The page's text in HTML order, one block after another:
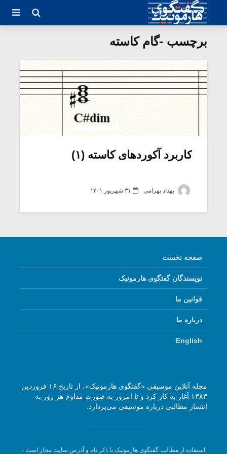
برچسب -گام کاسته
کاربرد آکورد‌های کاسته (۱)
بهداد بهرامی ۳۱ شهریور ۱۴۰۱
صفحه نخست
نویسندگان گفتگوی هارمونیک
قوانین ما
درباره ما
English
مجله آنلاین موسیقی «گفتگوی هارمونیک»، از تاریخ ۱۶ فروردین
۱۳۸۳ آغاز به کار کرد و تا امروز به صورت مداوم هر روز به
انتشار مطالبی درباره موسیقی می‌پردازد.
استفاده از مطالب گفتگوی هارمونیک با ذکر نام و آدرس سایت مجاز است -